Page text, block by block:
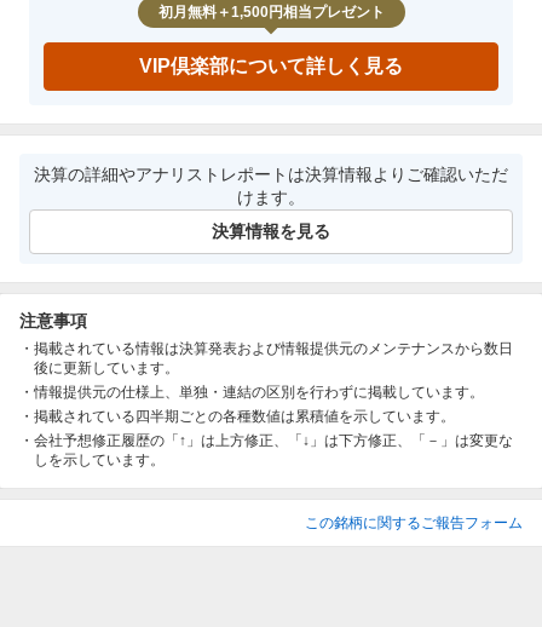
初月無料＋1,500円相当プレゼント
VIP倶楽部について詳しく見る
決算の詳細やアナリストレポートは決算情報よりご確認いただ
けます。
決算情報を見る
注意事項
掲載されている情報は決算発表および情報提供元のメンテナンスから数日
後に更新しています。
情報提供元の仕様上、単独・連結の区別を行わずに掲載しています。
掲載されている四半期ごとの各種数値は累積値を示しています。
会社予想修正履歴の「↑」は上方修正、「↓」は下方修正、「－」は変更な
しを示しています。
この銘柄に関するご報告フォーム